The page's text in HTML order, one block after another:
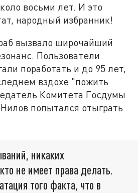
восьми лет. И это
народный избранник!
вызвало широчайший
Пользователи
поработать и до 95 лет,
вздохе "пожить
Комитета Госдумы
попытался отыграть
никаких
не имеет права делать.
того факта, что в